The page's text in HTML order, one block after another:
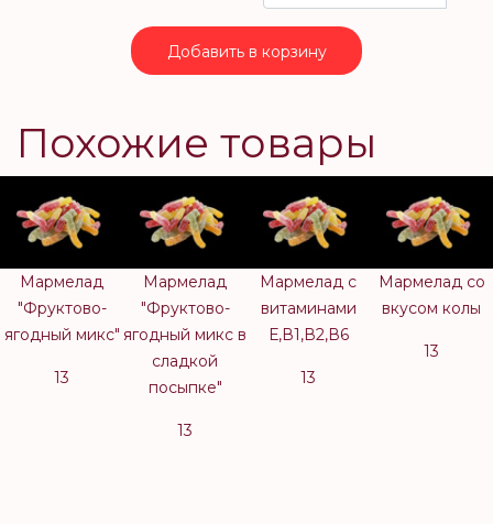
Добавить в корзину
Похожие товары
Мармелад
"Фруктово-
ягодный микс"
13
Мармелад
"Фруктово-
ягодный микс в
сладкой
посыпке"
13
Мармелад c
витаминами
Е,В1,В2,В6
13
Мармелад со
вкусом колы
13